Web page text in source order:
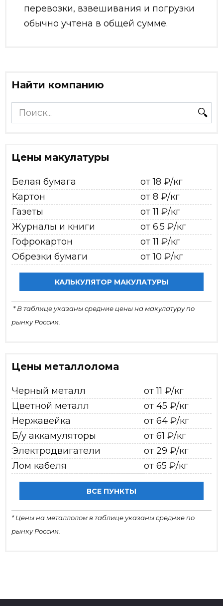
перевозки, взвешивания и погрузки
обычно учтена в общей сумме.
Найти компанию
Search
for:
Цены макулатуры
Белая бумага
от 18 ₽/кг
Картон
от 8 ₽/кг
Газеты
от 11 ₽/кг
Журналы и книги
от 6.5 ₽/кг
Гофрокартон
от 11 ₽/кг
Обрезки бумаги
от 10 ₽/кг
КАЛЬКУЛЯТОР МАКУЛАТУРЫ
* В таблице указаны средние цены на макулатуру по
рынку России.
Цены металлолома
Черный металл
от 11 ₽/кг
Цветной металл
от 45 ₽/кг
Нержавейка
от 64 ₽/кг
Б/у аккамуляторы
от 61 ₽/кг
Электродвигатели
от 29 ₽/кг
Лом кабеля
от 65 ₽/кг
ВСЕ ПУНКТЫ
* Цены на металлолом в таблице указаны средние по
рынку России.